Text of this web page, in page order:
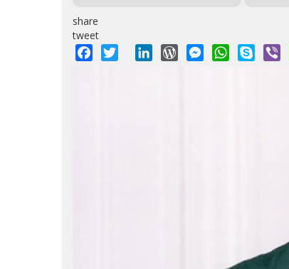
share
tweet
Facebook
Twitter LinkedInWordPressMessengerWhatsApp
Skype